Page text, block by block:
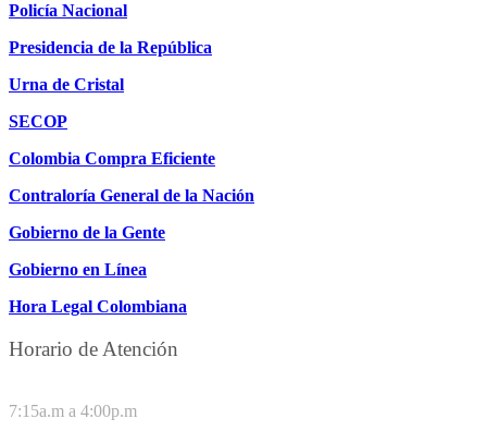
Policía Nacional
Presidencia de la República
Urna de Cristal
SECOP
Colombia Compra Eficiente
Contraloría General de la Nación
Gobierno de la Gente
Gobierno en Línea
Hora Legal Colombiana
Horario de Atención
7:15a.m a 4:00p.m